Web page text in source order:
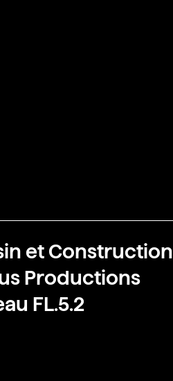
et Construction
Productions
FL.5.2